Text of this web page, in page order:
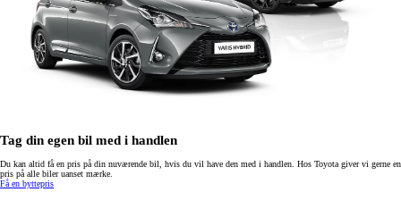
Tag din egen bil med i handlen
Du kan altid få en pris på din nuværende bil, hvis du vil have den med i handlen. Hos Toyota giver vi gerne en
pris på alle biler uanset mærke.
Få en byttepris